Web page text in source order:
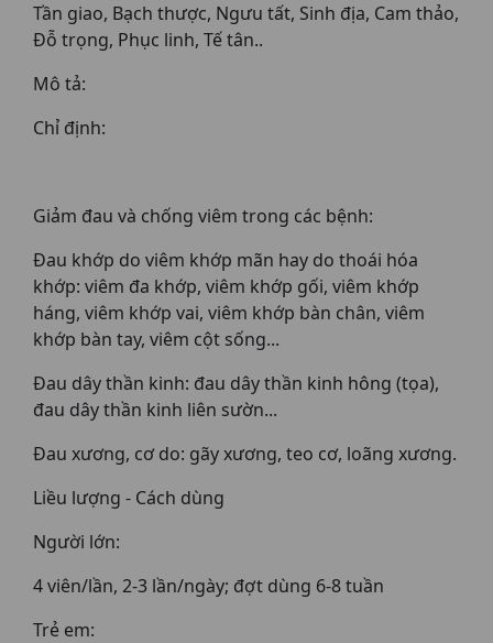
Tần giao, Bạch thược, Ngưu tất, Sinh địa, Cam thảo,
Đỗ trọng, Phục linh, Tế tân..
Mô tả:
Chỉ định:
Giảm đau và chống viêm trong các bệnh:
Đau khớp do viêm khớp mãn hay do thoái hóa
khớp: viêm đa khớp, viêm khớp gối, viêm khớp
háng, viêm khớp vai, viêm khớp bàn chân, viêm
khớp bàn tay, viêm cột sống...
Đau dây thần kinh: đau dây thần kinh hông (tọa),
đau dây thần kinh liên sườn...
Đau xương, cơ do: gãy xương, teo cơ, loãng xương.
Liều lượng - Cách dùng
Người lớn:
4 viên/lần, 2-3 lần/ngày; đợt dùng 6-8 tuần
Trẻ em: